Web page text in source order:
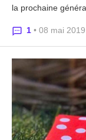
la prochaine
1 • 08 mai 2019